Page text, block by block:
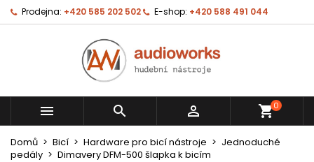
Prodejna: +420 585 202 502 E-shop: +420 588 491 044
   shopping_cart0
Domů Bicí Hardware pro bicí nástroje
Jednoduché
pedály
Dimavery DFM-500 šlapka k bicím